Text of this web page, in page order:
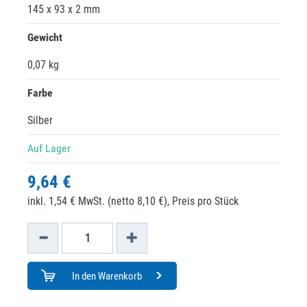
145 x 93 x 2 mm
Gewicht
0,07 kg
Farbe
Silber
Auf Lager
9,64 €
inkl. 1,54 € MwSt. (netto 8,10 €), Preis pro Stück
In den Warenkorb